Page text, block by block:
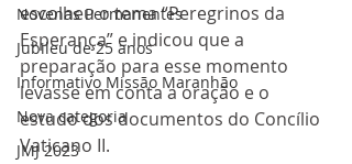
Novenas Permanentes
Jubileu de 25 anos
Informativo Missão Maranhão
Nova categoria
JMJ 2023
escolheu o tema “Peregrinos da
Esperança” e indicou que a
preparação para esse momento
levasse em conta a oração e o
estudo dos documentos do Concílio
Vaticano II.